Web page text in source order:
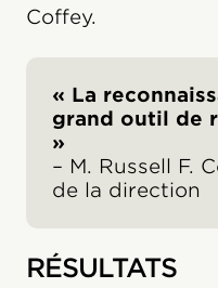
Coffey.
« La
grand outil de
»
– M. Russell F.
de la direction
RÉSULTATS